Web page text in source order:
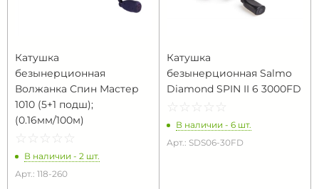
Катушка
безынерционная
Волжанка Спин Мастер
1010 (5+1 подш);
(0.16мм/100м)
☆ ☆ ☆ ☆ ☆
★ ★ ★ ★ ★
В наличии - 2 шт.
Арт.: 118-260
Катушка
безынерционная Salmo
Diamond SPIN II 6 3000FD
☆ ☆ ☆ ☆ ☆
★ ★ ★ ★ ★
В наличии - 6 шт.
Арт.: SDS06-30FD